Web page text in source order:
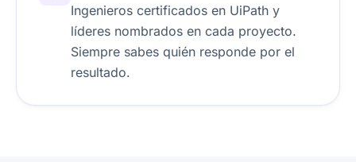
Ingenieros certificados en UiPath y
líderes nombrados en cada proyecto.
Siempre sabes quién responde por el
resultado.